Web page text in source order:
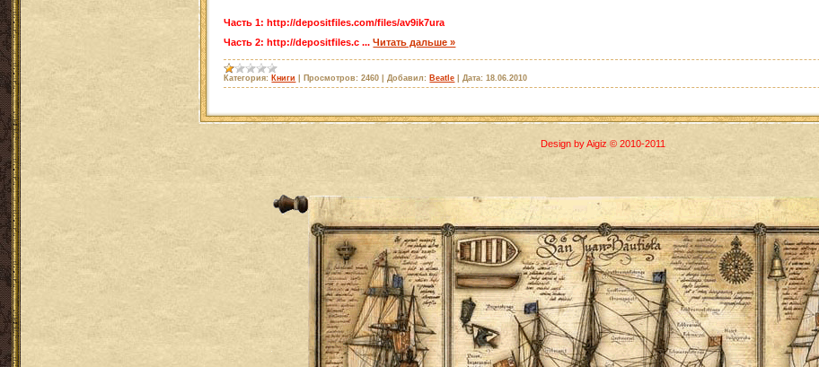
Часть 1: http://depositfiles.com/files/av9ik7ura
Часть 2: http://depositfiles.c...Читать дальше »
Категория: Книги Просмотров: 2460 |Добавил: Beatle |Дата: 18.06.2010
Design by Aigiz © 2010-2011